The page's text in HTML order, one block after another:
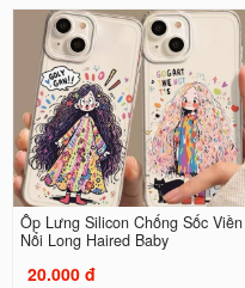
Ốp Lưng Silicon Chống Sốc Viền
Nổi Long Haired Baby
20.000 đ